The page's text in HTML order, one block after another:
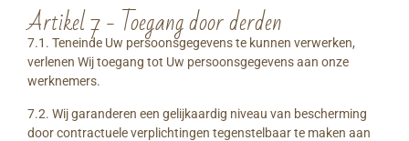
Artikel 7 - Toegang door derden
7.1. Teneinde Uw persoonsgegevens te kunnen verwerken,
verlenen Wij toegang tot Uw persoonsgegevens aan onze
werknemers.
7.2. Wij garanderen een gelijkaardig niveau van bescherming
door contractuele verplichtingen tegenstelbaar te maken aan